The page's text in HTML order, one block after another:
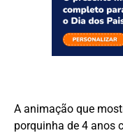
A animação que
porquinha de 4 anos